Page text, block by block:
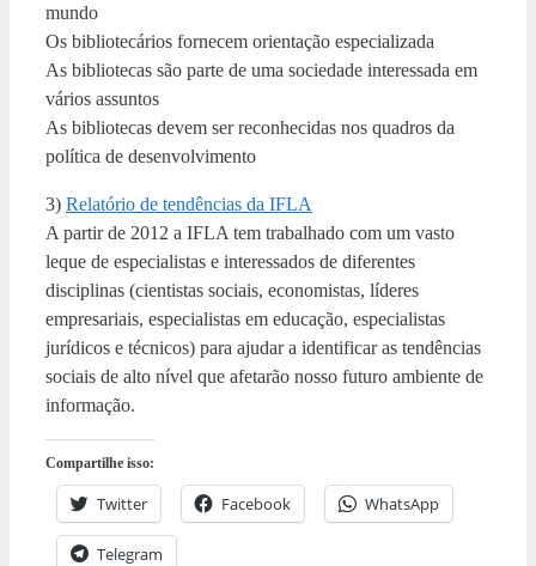
mundo
Os bibliotecários fornecem orientação especializada
As bibliotecas são parte de uma sociedade interessada em
vários assuntos
As bibliotecas devem ser reconhecidas nos quadros da
política de desenvolvimento
3) Relatório de tendências da IFLA
A partir de 2012 a IFLA tem trabalhado com um vasto
leque de especialistas e interessados ​​de diferentes
disciplinas (cientistas sociais, economistas, líderes
empresariais, especialistas em educação, especialistas
jurídicos e técnicos) para ajudar a identificar as tendências
sociais de alto nível que afetarão nosso futuro ambiente de
informação.
Compartilhe isso:
Twitter Facebook WhatsApp
Telegram